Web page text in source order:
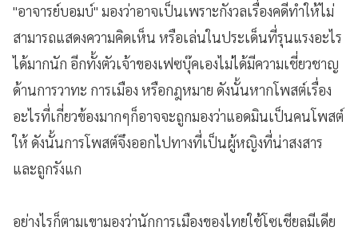
"อาจารย์บอมบ์" มองว่าอาจเป็นเพราะกังวลเรื่องคดีทำให้ไม่
สามารถแสดงความคิดเห็น หรือเล่นในประเด็นที่รุนแรงอะไร
ได้มากนัก อีกทั้งตัวเจ้าของเฟซบุ๊คเองไม่ได้มีความเชี่ยวชาญ
ด้านการวาทะ การเมือง หรือกฎหมาย ดังนั้นหากโพสต์เรื่อง
อะไรที่เกี่ยวข้องมากๆก็อาจจะถูกมองว่าแอดมินเป็นคนโพสต์
ให้ ดังนั้นการโพสต์จึงออกไปทางที่เป็นผู้หญิงที่น่าสงสาร
และถูกรังแก
อย่างไรก็ตามเขามองว่านักการเมืองของไทยใช้โซเชียลมีเดีย